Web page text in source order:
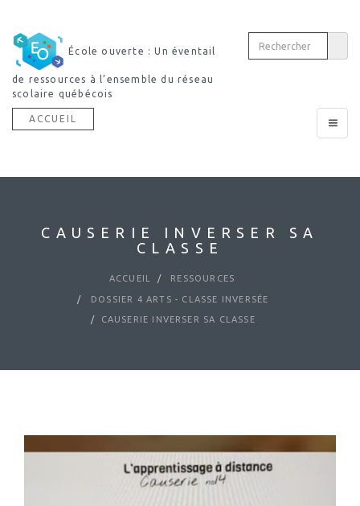
École ouverte : Un éventail
de ressources à l’ensemble du réseau
scolaire québécois
Toggle
ACCUEIL
CAUSERIE INVERSER SA
CLASSE
ACCUEIL RESSOURCES
DOSSIER 4 ARTS - CLASSE INVERSÉE
CAUSERIE INVERSER SA CLASSE